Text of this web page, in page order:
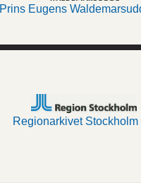
Prins Eugens
Regionarkivet Stockholm